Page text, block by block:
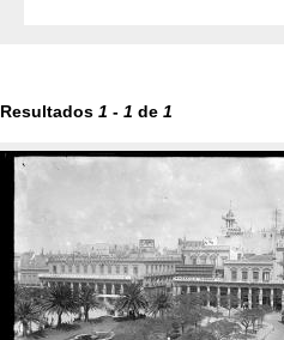
Resultados 1 - 1 de 1